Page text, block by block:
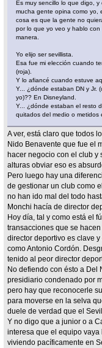
Es muy sencillo lo que digo,
mucha gente opina como yo,
cosa es que la gente no
por lo que yo veo y hablo
manera.
Yo elijo ser sevillista.
Esa fue mi elección cuando
(roja).
Y lo afiancé cuando estuve
Y... ¿dónde estaban DN y Jr.
yo)?? En Disneyland.
Y... ¿dónde estaban el resto
quitados del medio o metidos
A ver, está claro que todos
Nido Benavente que fue el
hacer negocio con el club y
alturas obviar eso es
Pero luego hay una
de gestionar un club como
no han ido mal del todo
Monchi hacía de director
Hoy día, tal y como está el
transacciones que se
director deportivo es clave
como Antonio Cordón.
tenido al peor director
No defiendo con ésto a Del
presidiario condenado por
pero hay que reconocerle
para moverse en la selva
duele de verdad que el
Y no digo que a junior o a
interesa que el equipo
viviendo pacíficamente en